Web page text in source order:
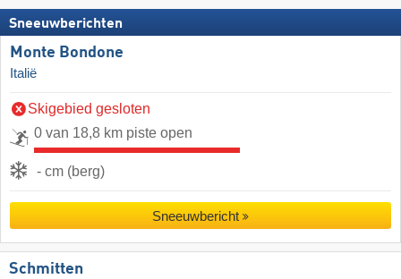
Sneeuwberichten
Monte Bondone
Italië
Skigebied gesloten
0 van 18,8 km piste open
- cm (berg)
Sneeuwbericht
Schmitten